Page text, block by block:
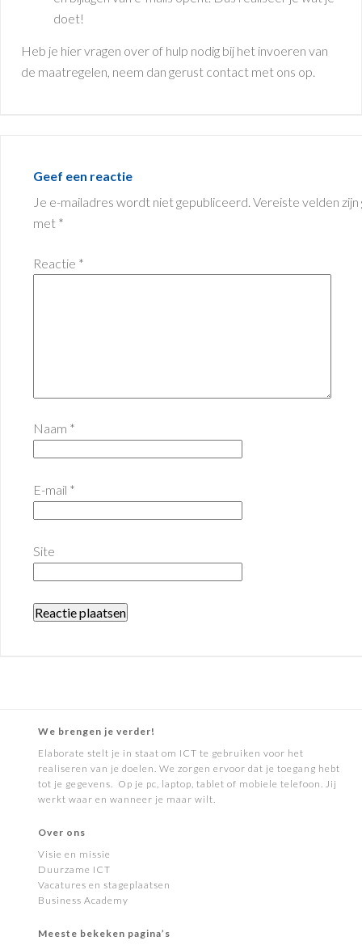
doet!
Heb je hier vragen over of hulp nodig bij het invoeren van
de maatregelen, neem dan gerust contact met ons op.
Geef een reactie
Je e-mailadres wordt niet gepubliceerd. Vereiste velden
met *
Reactie *
Naam *
E-mail *
Site
We brengen je verder!
Elaborate stelt je in staat om ICT te gebruiken voor het
realiseren van je doelen. We zorgen ervoor dat je toegang hebt
tot je gegevens. Op je pc, laptop, tablet of mobiele telefoon. Jij
werkt waar en wanneer je maar wilt.
Over ons
Visie en missie
Duurzame ICT
Vacatures en stageplaatsen
Business Academy
Meeste bekeken pagina’s